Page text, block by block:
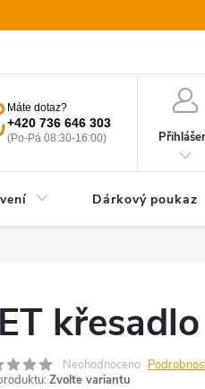
Máte dotaz?
+420 736 646 303
(Po-Pá 08:30-16:00)
Dárkový poukaz
Neohodnoceno
Zvolte variantu